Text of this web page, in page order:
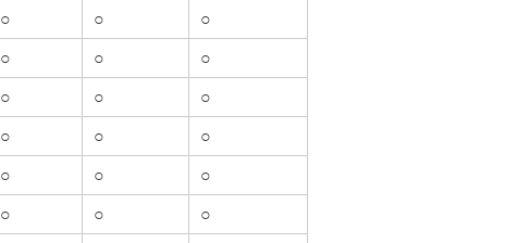
○ ○ ○
○ ○ ○
○ ○ ○
○ ○ ○
○ ○ ○
○ ○ ○